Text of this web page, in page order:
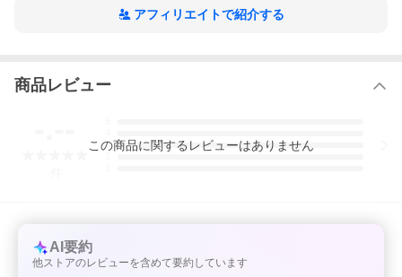
アフィリエイトで紹介する
商品レビュー
3
この商品に関するレビューはありません
AI要約
他ストアのレビューを含めて要約しています